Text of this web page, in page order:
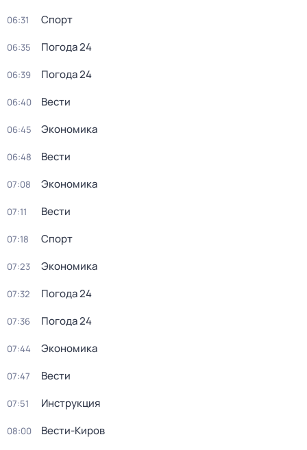
06:31 Спорт
06:35 Погода 24
06:39 Погода 24
06:40 Вести
06:45 Экономика
06:48 Вести
07:08 Экономика
07:11 Вести
07:18 Спорт
07:23 Экономика
07:32 Погода 24
07:36 Погода 24
07:44 Экономика
07:47 Вести
07:51 Инструкция
08:00 Вести-Киров